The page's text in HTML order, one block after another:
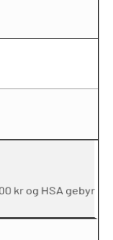
kr og HSA gebyr